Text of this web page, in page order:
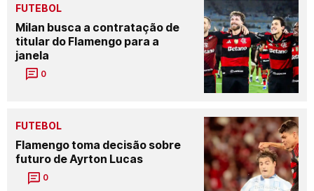
FUTEBOL
Milan busca a contratação de
titular do Flamengo para a
janela
0
FUTEBOL
Flamengo toma decisão sobre
futuro de Ayrton Lucas
0